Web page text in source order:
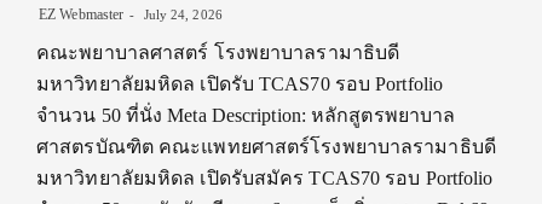
EZ Webmaster July 24, 2026
คณะพยาบาลศาสตร์ โรงพยาบาลรามาธิบดี
มหาวิทยาลัยมหิดล เปิดรับ TCAS70 รอบ Portfolio
จำนวน 50 ที่นั่ง Meta Description: หลักสูตรพยาบาล
ศาสตรบัณฑิต คณะแพทยศาสตร์โรงพยาบาลรามาธิบดี
มหาวิทยาลัยมหิดล เปิดรับสมัคร TCAS70 รอบ Portfolio